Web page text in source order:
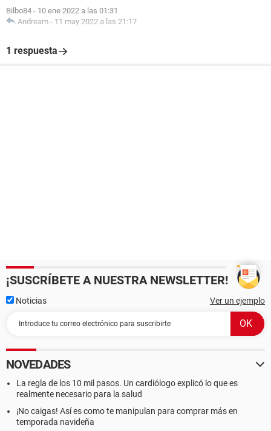
Bilbo84 - 10 ene 2022 a las 01:31
Andream - 11 may 2022 a las 21:17
1 respuesta
¡SUSCRÍBETE A NUESTRA NEWSLETTER!
Noticias Ver un ejemplo
NOVEDADES
La regla de los 10 mil pasos. Un cardiólogo explicó lo que es
realmente necesario para la salud
¡No caigas! Así es como te manipulan para comprar más en
temporada navideña